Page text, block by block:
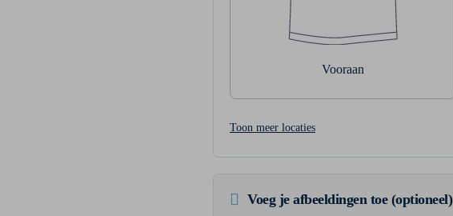
Vooraan
Toon meer locaties
Voeg je afbeeldingen toe (optioneel)